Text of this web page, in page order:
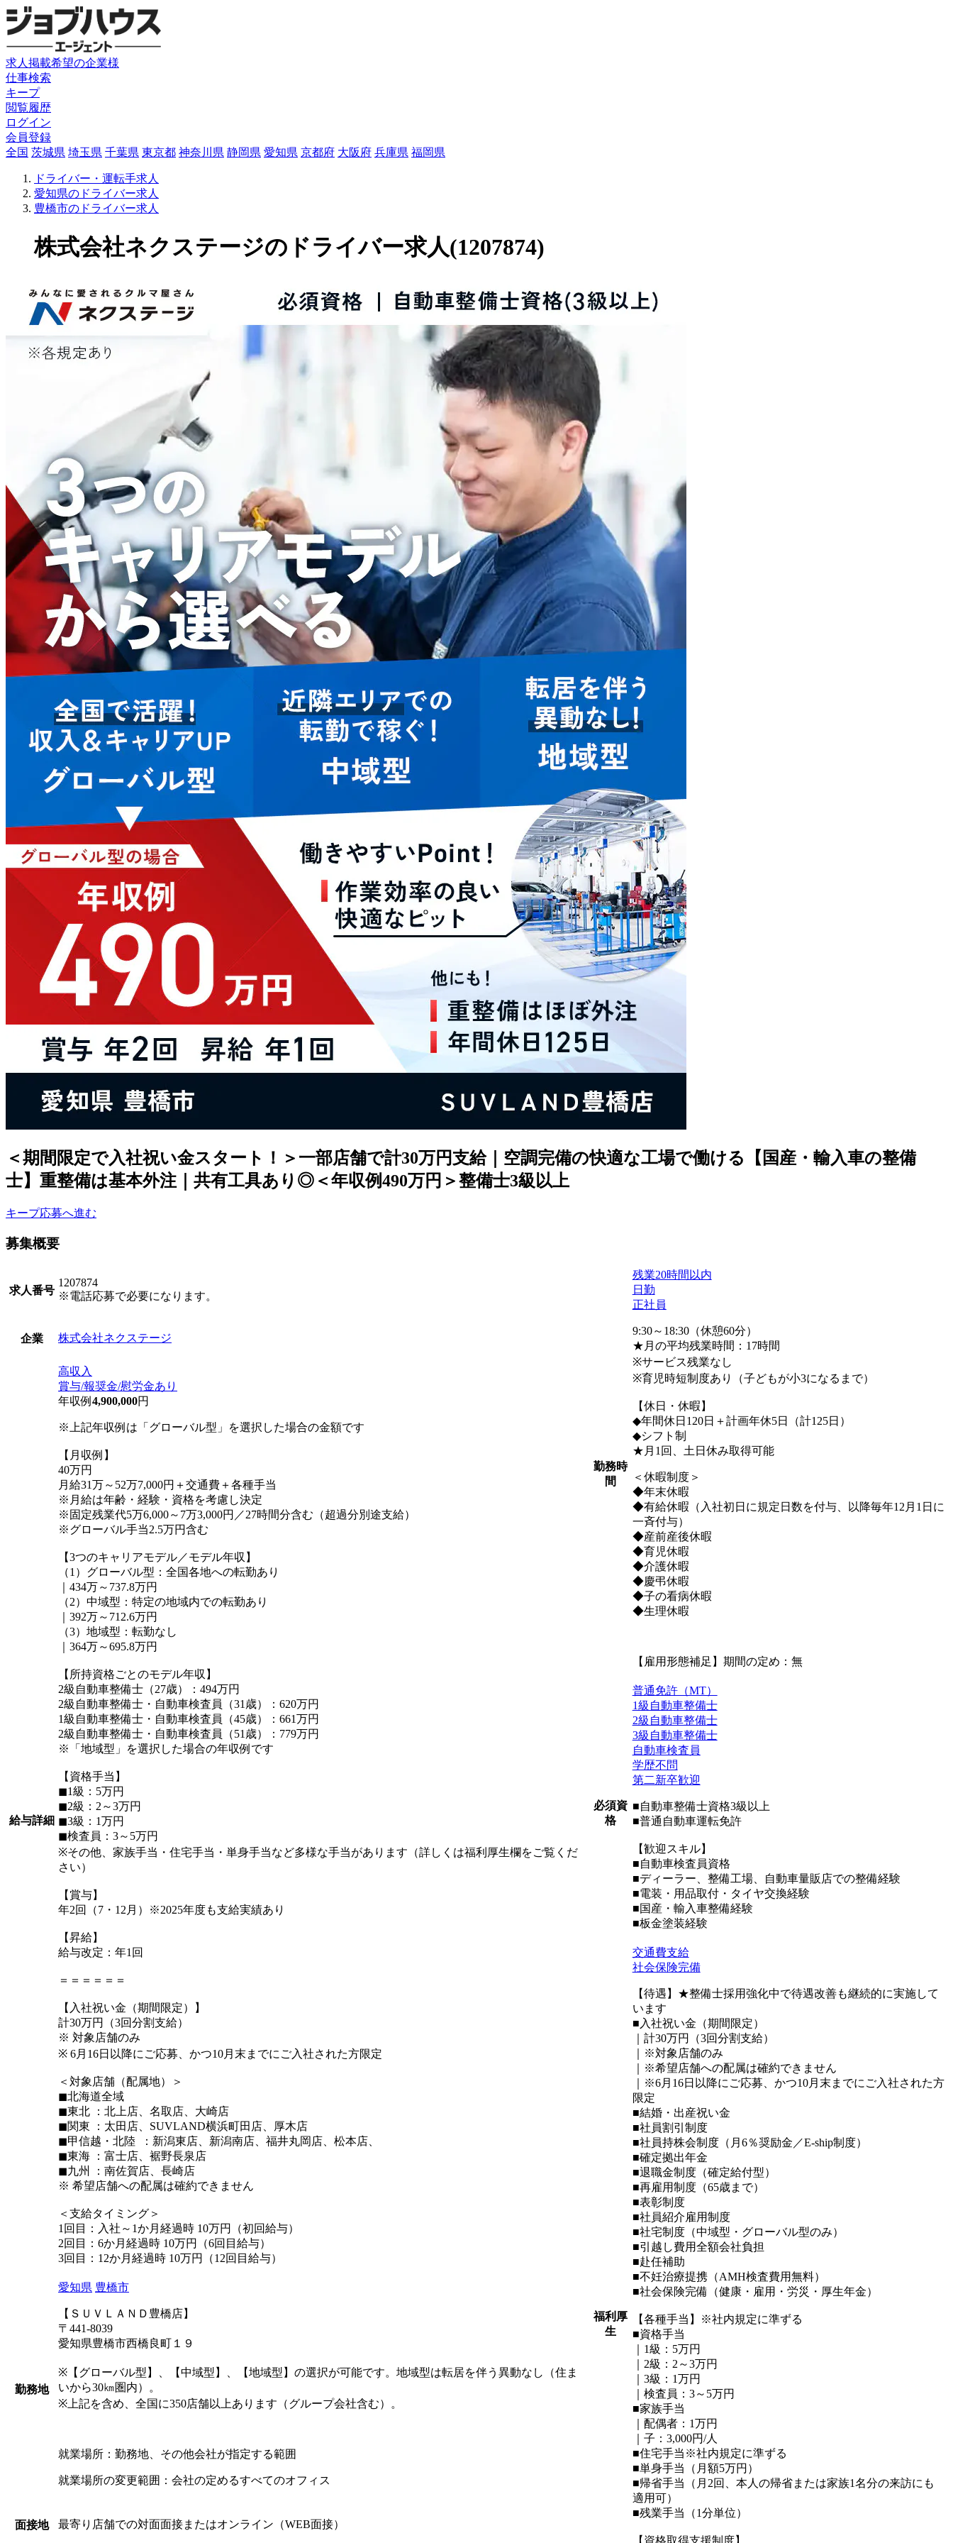
求人掲載希望の企業様
仕事検索
キープ
閲覧履歴
ログイン
会員登録
全国 茨城県 埼玉県 千葉県 東京都 神奈川県 静岡県 愛知県 京都府 大阪府 兵庫県 福岡県
ドライバー・運転手求人
愛知県のドライバー求人
豊橋市のドライバー求人
株式会社ネクステージのドライバー求人(1207874)
＜期間限定で入社祝い金スタート！＞一部店舗で計30万円支給｜空調完備の快適な工場で働ける【国産・輸入車の整備
士】重整備は基本外注｜共有工具あり◎＜年収例490万円＞整備士3級以上
キープ応募へ進む
募集概要
求人番号
1207874
※電話応募で必要になります。
企業 株式会社ネクステージ
給与詳細
高収入
賞与/報奨金/慰労金あり
年収例 4,900,000円
※上記年収例は「グローバル型」を選択した場合の金額です
【月収例】
40万円
月給31万～52万7,000円＋交通費＋各種手当
※月給は年齢・経験・資格を考慮し決定
※固定残業代5万6,000～7万3,000円／27時間分含む（超過分別途支給）
※グローバル手当2.5万円含む
【3つのキャリアモデル／モデル年収】
（1）グローバル型：全国各地への転勤あり
｜434万～737.8万円
（2）中域型：特定の地域内での転勤あり
｜392万～712.6万円
（3）地域型：転勤なし
｜364万～695.8万円
【所持資格ごとのモデル年収】
2級自動車整備士（27歳）：494万円
2級自動車整備士・自動車検査員（31歳）：620万円
1級自動車整備士・自動車検査員（45歳）：661万円
2級自動車整備士・自動車検査員（51歳）：779万円
※「地域型」を選択した場合の年収例です
【資格手当】
◼︎1級：5万円
◼︎2級：2～3万円
◼︎3級：1万円
◼︎検査員：3～5万円
※その他、家族手当・住宅手当・単身手当など多様な手当があります（詳しくは福利厚生欄をご覧くだ
さい）
【賞与】
年2回（7・12月）※2025年度も支給実績あり
【昇給】
給与改定：年1回
＝＝＝＝＝＝
【入社祝い金（期間限定）】
計30万円（3回分割支給）
※ 対象店舗のみ
※ 6月16日以降にご応募、かつ10月末までにご入社された方限定
＜対象店舗（配属地）＞
◼︎北海道全域
◼︎東北 ：北上店、名取店、大崎店
◼︎関東 ：太田店、SUVLAND横浜町田店、厚木店
◼︎甲信越・北陸 ：新潟東店、新潟南店、福井丸岡店、松本店、
◼︎東海 ：富士店、裾野長泉店
◼︎九州 ：南佐賀店、長崎店
※ 希望店舗への配属は確約できません
＜支給タイミング＞
1回目：入社～1か月経過時 10万円（初回給与）
2回目：6か月経過時 10万円（6回目給与）
3回目：12か月経過時 10万円（12回目給与）
勤務地
愛知県 豊橋市
【ＳＵＶＬＡＮＤ豊橋店】
〒441-8039
愛知県豊橋市西橋良町１９
※【グローバル型】、【中域型】、【地域型】の選択が可能です。地域型は転居を伴う異動なし（住ま
いから30㎞圏内）。
※上記を含め、全国に350店舗以上あります（グループ会社含む）。
就業場所：勤務地、その他会社が指定する範囲
就業場所の変更範囲：会社の定めるすべてのオフィス
面接地 最寄り店舗での対面面接またはオンライン（WEB面接）
勤務時
間
残業20時間以内
日勤
正社員
9:30～18:30（休憩60分）
★月の平均残業時間：17時間
※サービス残業なし
※育児時短制度あり（子どもが小3になるまで）
【休日・休暇】
◆年間休日120日＋計画年休5日（計125日）
◆シフト制
★月1回、土日休み取得可能
＜休暇制度＞
◆年末休暇
◆有給休暇（入社初日に規定日数を付与、以降毎年12月1日に
一斉付与）
◆産前産後休暇
◆育児休暇
◆介護休暇
◆慶弔休暇
◆子の看病休暇
◆生理休暇
【雇用形態補足】期間の定め：無
必須資
格
普通免許（MT）
1級自動車整備士
2級自動車整備士
3級自動車整備士
自動車検査員
学歴不問
第二新卒歓迎
■自動車整備士資格3級以上
■普通自動車運転免許
【歓迎スキル】
■自動車検査員資格
■ディーラー、整備工場、自動車量販店での整備経験
■電装・用品取付・タイヤ交換経験
■国産・輸入車整備経験
■板金塗装経験
福利厚
生
交通費支給
社会保険完備
【待遇】★整備士採用強化中で待遇改善も継続的に実施して
います
■入社祝い金（期間限定）
｜計30万円（3回分割支給）
｜※対象店舗のみ
｜※希望店舗への配属は確約できません
｜※6月16日以降にご応募、かつ10月末までにご入社された方
限定
■結婚・出産祝い金
■社員割引制度
■社員持株会制度（月6％奨励金／E-ship制度）
■確定拠出年金
■退職金制度（確定給付型）
■再雇用制度（65歳まで）
■表彰制度
■社員紹介雇用制度
■社宅制度（中域型・グローバル型のみ）
■引越し費用全額会社負担
■赴任補助
■不妊治療提携（AMH検査費用無料）
■社会保険完備（健康・雇用・労災・厚生年金）
【各種手当】※社内規定に準ずる
■資格手当
｜1級：5万円
｜2級：2～3万円
｜3級：1万円
｜検査員：3～5万円
■家族手当
｜配偶者：1万円
｜子：3,000円/人
■住宅手当※社内規定に準ずる
■単身手当（月額5万円）
■帰省手当（月2回、本人の帰省または家族1名分の来訪にも
適用可）
■残業手当（1分単位）